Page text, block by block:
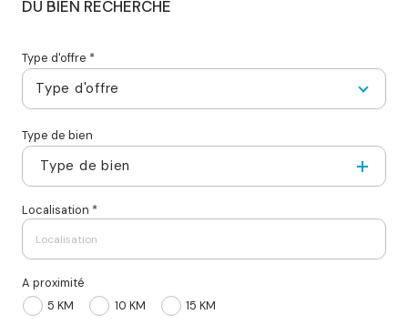
DU BIEN RECHERCHÉ
Type d'offre *
Type d'offre
Type de bien
Type de bien
Localisation *
A proximité
5 KM
10 KM 15 KM